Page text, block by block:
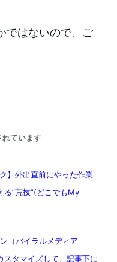
ではないので、ご
れています
】外出直前にやった作業
る”荒技”(どこでもMy
（バイラルメディア
スタマイズして、記事下に